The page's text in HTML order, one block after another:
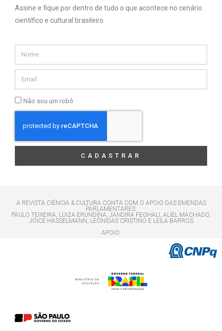
Assine e fique por dentro de tudo o que acontece no cenário
científico e cultural brasileiro.
Não sou um robô
CADASTRAR
A REVISTA CIÊNCIA & CULTURA CONTA COM O APOIO DAS EMENDAS
PARLAMENTARES:
PAULO TEIXEIRA, LUIZA ERUNDINA, JANDIRA FEGHALI, ALIEL MACHADO,
JOICE HASSELMANN, LEÔNIDAS CRISTINO E LEILA BARROS
APOIO: